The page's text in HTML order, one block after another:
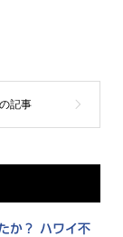
か？ ハワイ不